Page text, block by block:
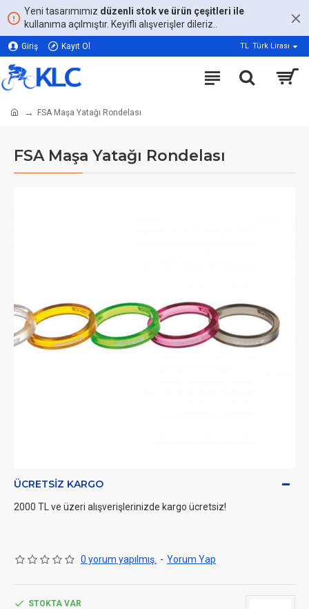
Yeni tasarımımız düzenli stok ve ürün çeşitleri ile
kullanıma açılmıştır. Keyifli alışverişler dileriz..
Giriş Kayıt Ol TL Türk Lirası
FSA Maşa Yatağı Rondelası
FSA Maşa Yatağı Rondelası
ÜCRETSIZ KARGO
2000 TL ve üzeri alışverişlerinizde kargo ücretsiz!
0 yorum yapılmış. - Yorum Yap
STOKTA VAR